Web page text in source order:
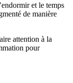
et le temps
de manière
attention à la
pour